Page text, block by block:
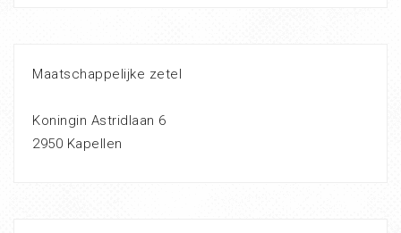
Maatschappelijke zetel
Koningin Astridlaan 6
2950 Kapellen